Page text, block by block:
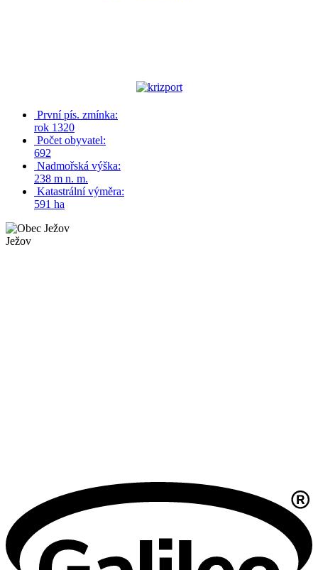
První pís. zmínka:
rok 1320
Počet obyvatel:
692
Nadmořská výška:
238 m n. m.
Katastrální výměra:
591 ha
Ježov